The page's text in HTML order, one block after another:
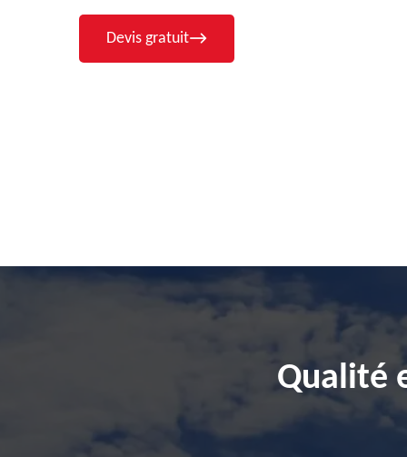
Devis gratuit
Qualité